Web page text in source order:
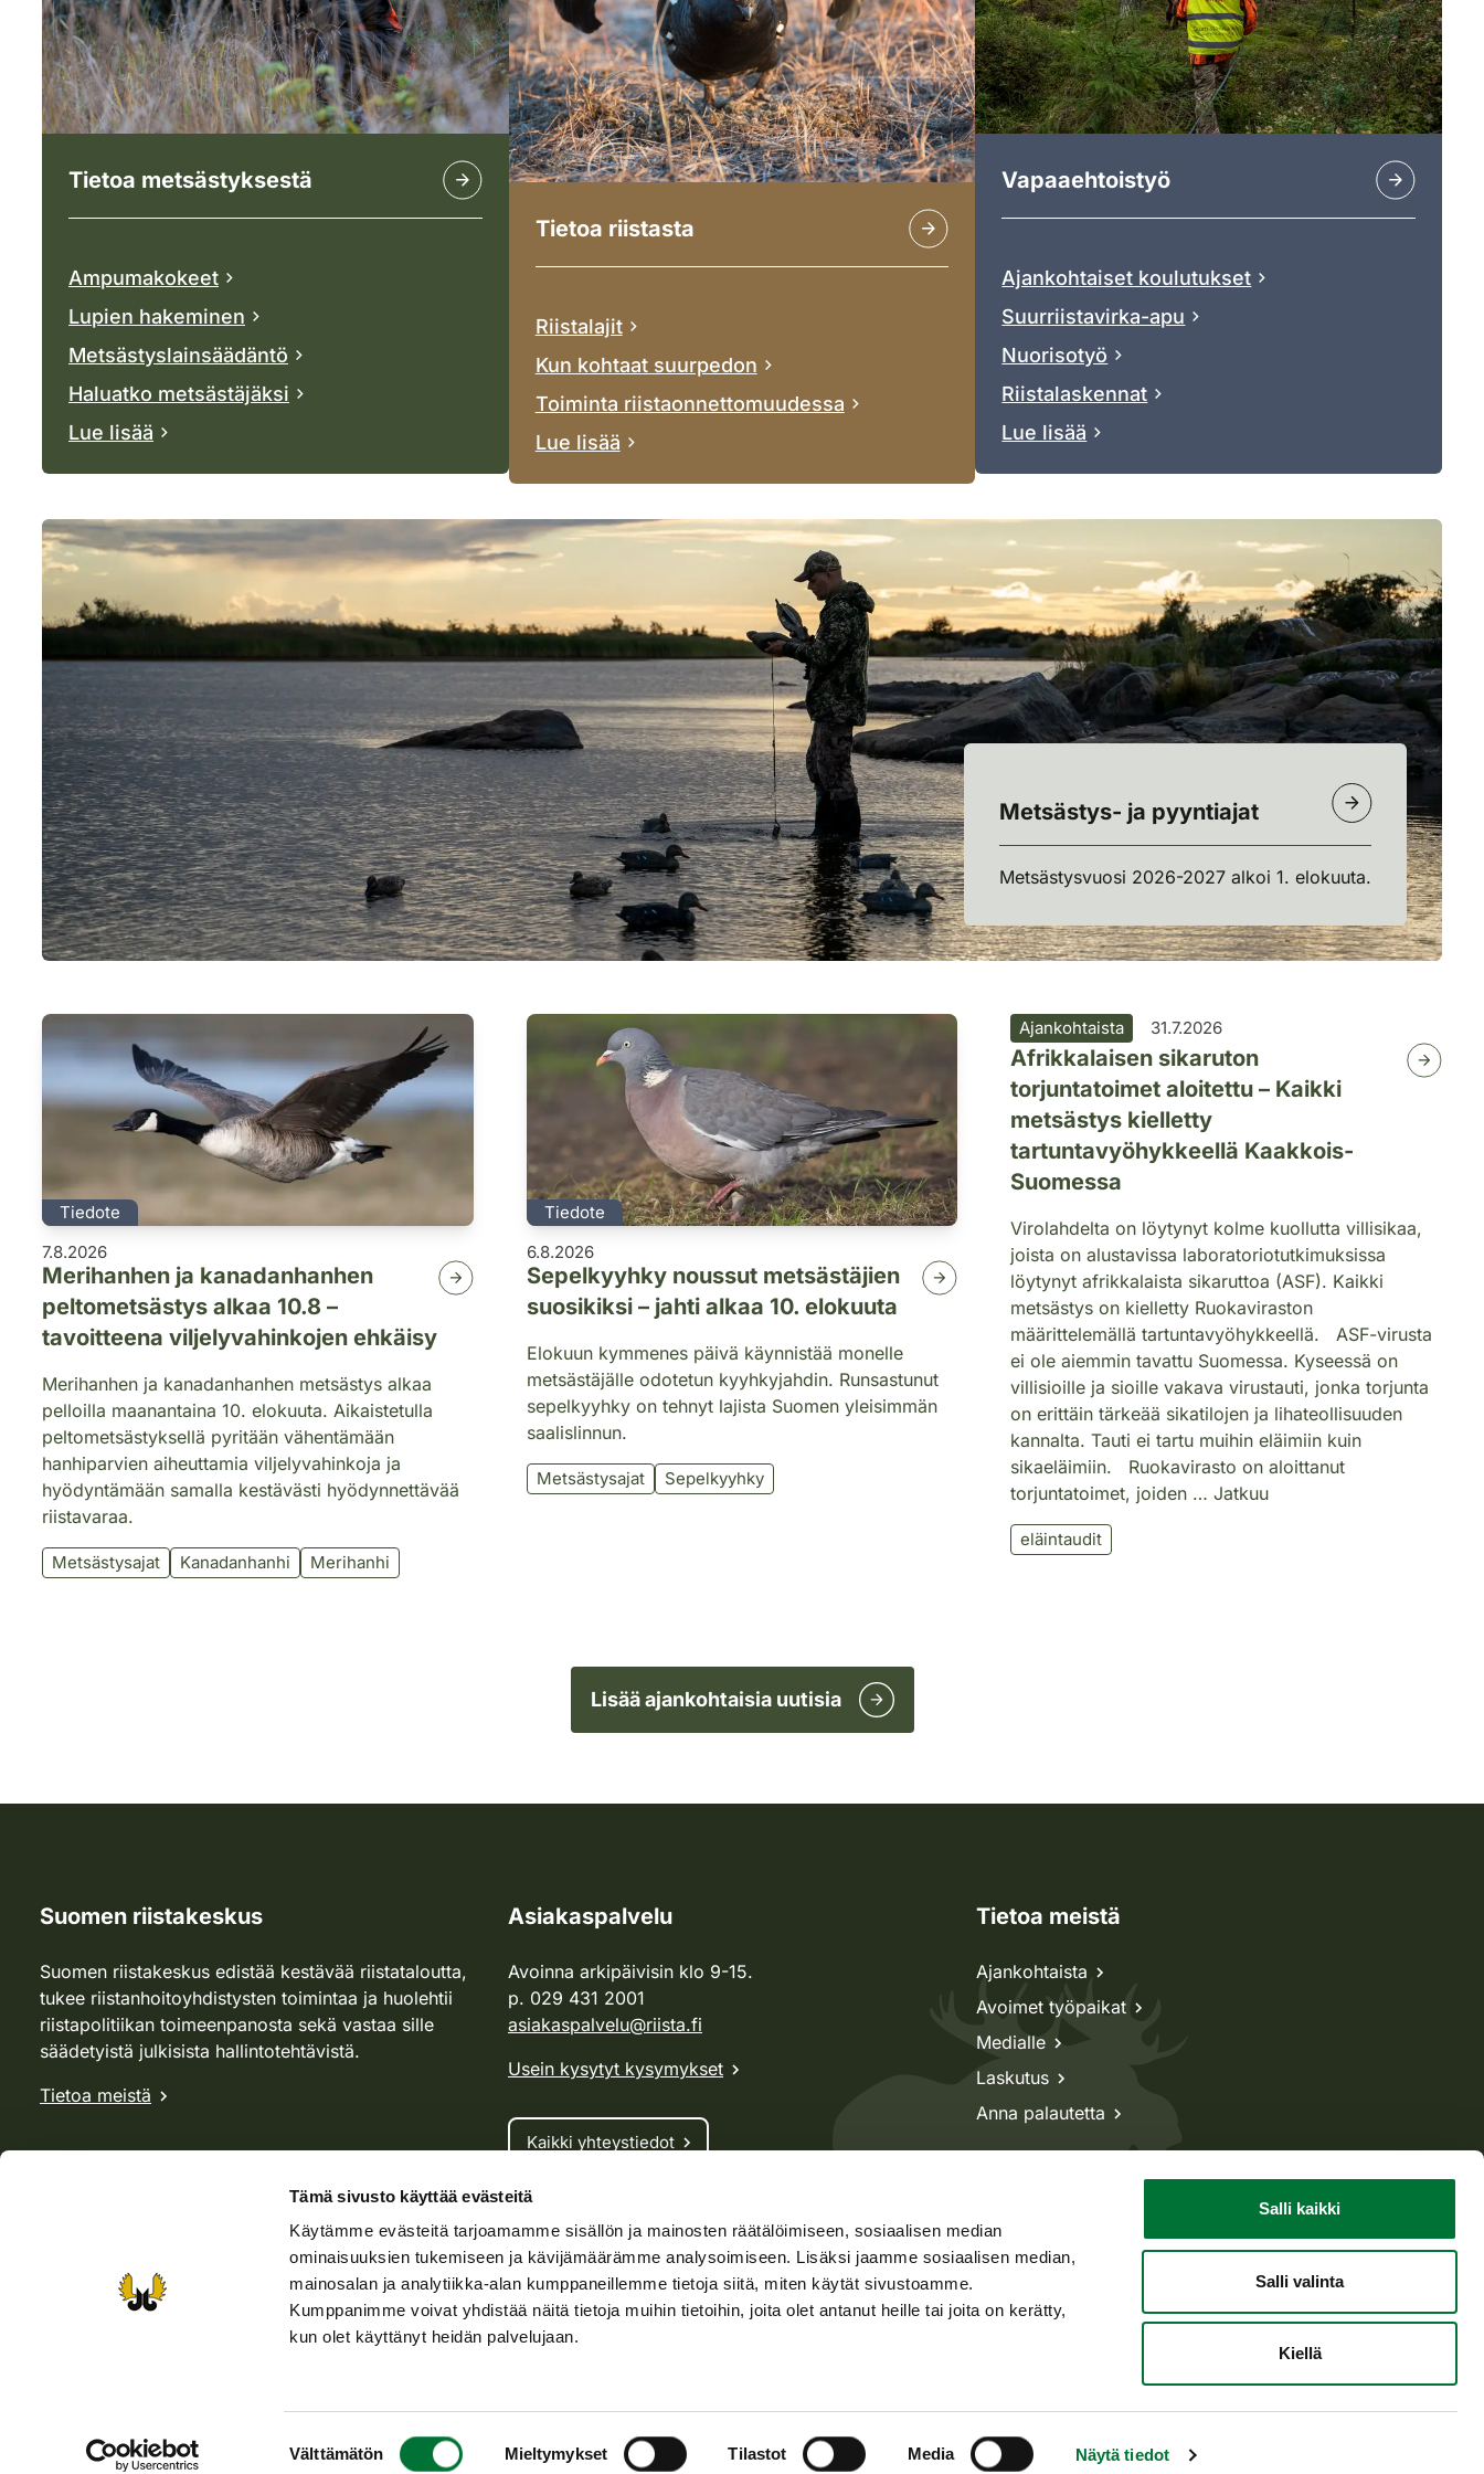
Tämä sivusto käyttää evästeitä
Käytämme evästeitä tarjoamamme sisällön ja mainosten räätälöimiseen, sosiaalisen median
ominaisuuksien tukemiseen ja kävijämäärämme analysoimiseen. Lisäksi jaamme sosiaalisen median,
mainosalan ja analytiikka-alan kumppaneillemme tietoja siitä, miten käytät sivustoamme.
Kumppanimme voivat yhdistää näitä tietoja muihin tietoihin, joita olet antanut heille tai joita on kerätty,
kun olet käyttänyt heidän palvelujaan.
Välttämätön Mieltymykset Tilastot Media Näytä tiedot
Salli kaikki
Salli valinta
Kiellä
Tietoa metsästyksestä
Ampumakokeet
Lupien hakeminen
Metsästyslainsäädäntö
Haluatko metsästäjäksi
Lue lisää
Tietoa riistasta
Riistalajit
Kun kohtaat suurpedon
Toiminta riistaonnettomuudessa
Lue lisää
Vapaaehtoistyö
Ajankohtaiset koulutukset
Suurriistavirka-apu
Nuorisotyö
Riistalaskennat
Lue lisää
Metsästys- ja pyyntiajat
Metsästysvuosi 2026-2027 alkoi 1. elokuuta.
Tiedote
7.8.2026
Merihanhen ja kanadanhanhen
peltometsästys alkaa 10.8 –
tavoitteena viljelyvahinkojen ehkäisy
Merihanhen ja kanadanhanhen metsästys alkaa
pelloilla maanantaina 10. elokuuta. Aikaistetulla
peltometsästyksellä pyritään vähentämään
hanhiparvien aiheuttamia viljelyvahinkoja ja
hyödyntämään samalla kestävästi hyödynnettävää
riistavaraa.
Metsästysajat Kanadanhanhi Merihanhi
Tiedote
6.8.2026
Sepelkyyhky noussut metsästäjien
suosikiksi – jahti alkaa 10. elokuuta
Elokuun kymmenes päivä käynnistää monelle
metsästäjälle odotetun kyyhkyjahdin. Runsastunut
sepelkyyhky on tehnyt lajista Suomen yleisimmän
saalislinnun.
Metsästysajat Sepelkyyhky
Ajankohtaista 31.7.2026
Afrikkalaisen sikaruton
torjuntatoimet aloitettu – Kaikki
metsästys kielletty
tartuntavyöhykkeellä Kaakkois-
Suomessa
Virolahdelta on löytynyt kolme kuollutta villisikaa,
joista on alustavissa laboratoriotutkimuksissa
löytynyt afrikkalaista sikaruttoa (ASF). Kaikki
metsästys on kielletty Ruokaviraston
määrittelemällä tartuntavyöhykkeellä. ASF-virusta
ei ole aiemmin tavattu Suomessa. Kyseessä on
villisioille ja sioille vakava virustauti, jonka torjunta
on erittäin tärkeää sikatilojen ja lihateollisuuden
kannalta. Tauti ei tartu muihin eläimiin kuin
sikaeläimiin. Ruokavirasto on aloittanut
torjuntatoimet, joiden … Jatkuu
eläintaudit
Lisää ajankohtaisia uutisia
Suomen riistakeskus
Suomen riistakeskus edistää kestävää riistataloutta,
tukee riistanhoitoyhdistysten toimintaa ja huolehtii
riistapolitiikan toimeenpanosta sekä vastaa sille
säädetyistä julkisista hallintotehtävistä.
Tietoa meistä
Asiakaspalvelu
Avoinna arkipäivisin klo 9-15.
p. 029 431 2001
asiakaspalvelu@riista.fi
Usein kysytyt kysymykset
Kaikki yhteystiedot
Metsästyskortti-asiat
Oma riista -asiat
Lupa-asiat
Tietoa meistä
Ajankohtaista
Avoimet työpaikat
Medialle
Laskutus
Anna palautetta
Takaisin ylös
Saavutettavuusseloste Tietosuojaselosteet Käyttöehdot Asiakirjajulkisuus